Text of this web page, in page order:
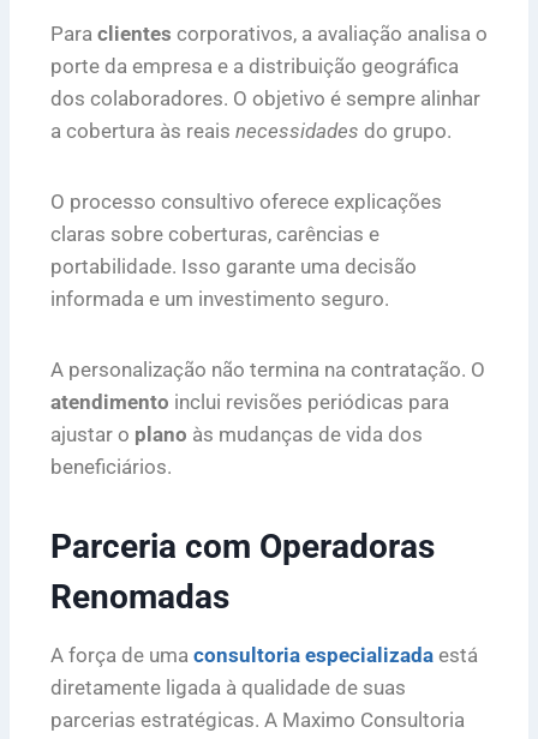
Para clientes corporativos, a avaliação analisa o
porte da empresa e a distribuição geográfica
dos colaboradores. O objetivo é sempre alinhar
a cobertura às reais necessidades do grupo.
O processo consultivo oferece explicações
claras sobre coberturas, carências e
portabilidade. Isso garante uma decisão
informada e um investimento seguro.
A personalização não termina na contratação. O
atendimento inclui revisões periódicas para
ajustar o plano às mudanças de vida dos
beneficiários.
Parceria com Operadoras
Renomadas
A força de uma consultoria especializada está
diretamente ligada à qualidade de suas
parcerias estratégicas. A Maximo Consultoria